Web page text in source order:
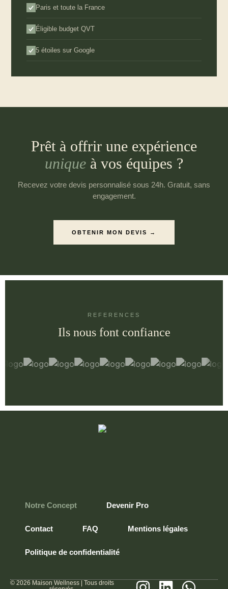
Paris et toute la France
Éligible budget QVT
5 étoiles sur Google
Prêt à offrir une expérience
unique à vos équipes ?
Recevez votre devis personnalisé sous 24h. Gratuit, sans
engagement.
OBTENIR MON DEVIS →
REFERENCES
Ils nous font confiance
Notre Concept Devenir Pro
Contact FAQ Mentions légales
Politique de confidentialité
© 2026 Maison Wellness | Tous droits